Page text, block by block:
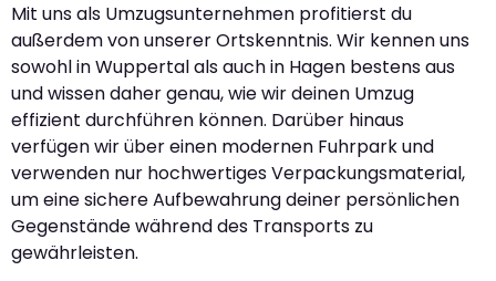
Mit uns als Umzugsunternehmen profitierst du
außerdem von unserer Ortskenntnis. Wir kennen uns
sowohl in Wuppertal als auch in Hagen bestens aus
und wissen daher genau, wie wir deinen Umzug
effizient durchführen können. Darüber hinaus
verfügen wir über einen modernen Fuhrpark und
verwenden nur hochwertiges Verpackungsmaterial,
um eine sichere Aufbewahrung deiner persönlichen
Gegenstände während des Transports zu
gewährleisten.